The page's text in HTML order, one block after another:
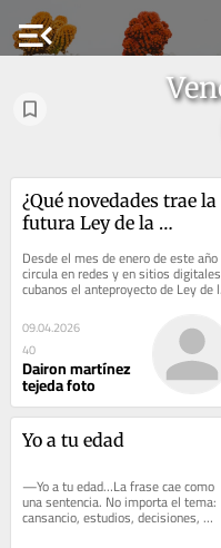
menu_open
¿Qué novedades trae la
futura Ley de la
Desde el mes de enero de este año
circula en redes y en sitios digitales
cubanos el anteproyecto de Ley de
Vivienda, una normativa que
introduce...
09.04.2026
40
Dairon martínez
tejeda foto
Yo a tu edad
—Yo a tu edad…La frase cae como
una sentencia. No importa el tema:
cansancio, estudios, decisiones,
tropiezos. Todo se compara con ese